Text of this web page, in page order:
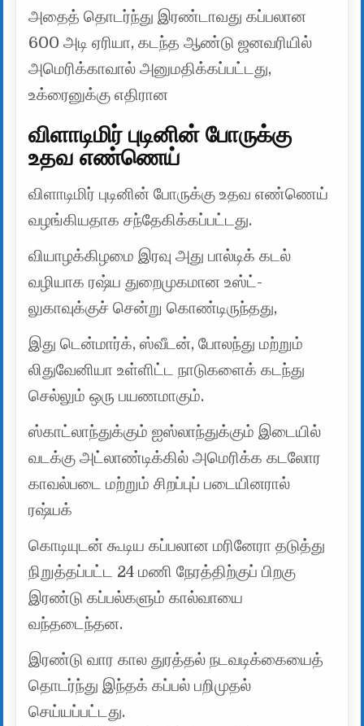
அதைத் தொடர்ந்து இரண்டாவது கப்பலான
600 அடி ஏரியா, கடந்த ஆண்டு ஜனவரியில்
அமெரிக்காவால் அனுமதிக்கப்பட்டது,
உக்ரைனுக்கு எதிரான
விளாடிமிர் புடினின் போருக்கு
உதவ எண்ணெய்
விளாடிமிர் புடினின் போருக்கு உதவ எண்ணெய்
வழங்கியதாக சந்தேகிக்கப்பட்டது.
வியாழக்கிழமை இரவு அது பால்டிக் கடல்
வழியாக ரஷ்ய துறைமுகமான உஸ்ட்-
லுகாவுக்குச் சென்று கொண்டிருந்தது,
இது டென்மார்க், ஸ்வீடன், போலந்து மற்றும்
லிதுவேனியா உள்ளிட்ட நாடுகளைக் கடந்து
செல்லும் ஒரு பயணமாகும்.
ஸ்காட்லாந்துக்கும் ஐஸ்லாந்துக்கும் இடையில்
வடக்கு அட்லாண்டிக்கில் அமெரிக்க கடலோர
காவல்படை மற்றும் சிறப்புப் படையினரால்
ரஷ்யக்
கொடியுடன் கூடிய கப்பலான மரினேரா தடுத்து
நிறுத்தப்பட்ட 24 மணி நேரத்திற்குப் பிறகு
இரண்டு கப்பல்களும் கால்வாயை
வந்தடைந்தன.
இரண்டு வார கால துரத்தல் நடவடிக்கையைத்
தொடர்ந்து இந்தக் கப்பல் பறிமுதல்
செய்யப்பட்டது.